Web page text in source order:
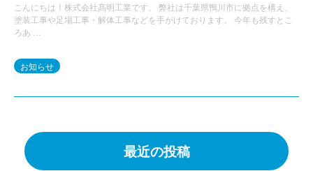
こんにちは！株式会社髙明工業です。 弊社は千葉県鴨川市に拠点を構え、
塗装工事や足場工事・解体工事などを手がけております。 今年も残すとこ
ろあ …
お知らせ
最近の投稿